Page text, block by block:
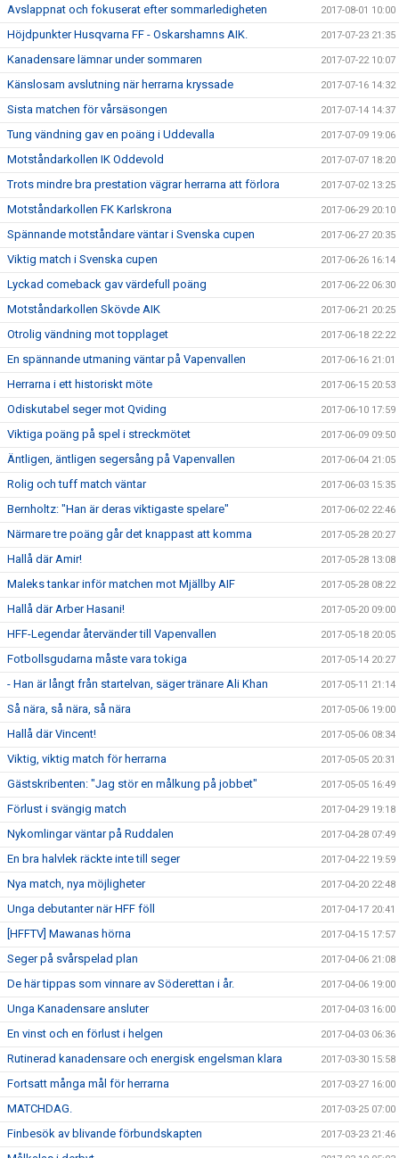
Avslappnat och fokuserat efter sommarledigheten 2017-08-01 10:00
Höjdpunkter Husqvarna FF - Oskarshamns AIK. 2017-07-23 21:35
Kanadensare lämnar under sommaren 2017-07-22 10:07
Känslosam avslutning när herrarna kryssade 2017-07-16 14:32
Sista matchen för vårsäsongen 2017-07-14 14:37
Tung vändning gav en poäng i Uddevalla 2017-07-09 19:06
Motståndarkollen IK Oddevold 2017-07-07 18:20
Trots mindre bra prestation vägrar herrarna att förlora 2017-07-02 13:25
Motståndarkollen FK Karlskrona 2017-06-29 20:10
Spännande motståndare väntar i Svenska cupen 2017-06-27 20:35
Viktig match i Svenska cupen 2017-06-26 16:14
Lyckad comeback gav värdefull poäng 2017-06-22 06:30
Motståndarkollen Skövde AIK 2017-06-21 20:25
Otrolig vändning mot topplaget 2017-06-18 22:22
En spännande utmaning väntar på Vapenvallen 2017-06-16 21:01
Herrarna i ett historiskt möte 2017-06-15 20:53
Odiskutabel seger mot Qviding 2017-06-10 17:59
Viktiga poäng på spel i streckmötet 2017-06-09 09:50
Äntligen, äntligen segersång på Vapenvallen 2017-06-04 21:05
Rolig och tuff match väntar 2017-06-03 15:35
Bernholtz: "Han är deras viktigaste spelare" 2017-06-02 22:46
Närmare tre poäng går det knappast att komma 2017-05-28 20:27
Hallå där Amir! 2017-05-28 13:08
Maleks tankar inför matchen mot Mjällby AIF 2017-05-28 08:22
Hallå där Arber Hasani! 2017-05-20 09:00
HFF-Legendar återvänder till Vapenvallen 2017-05-18 20:05
Fotbollsgudarna måste vara tokiga 2017-05-14 20:27
- Han är långt från startelvan, säger tränare Ali Khan 2017-05-11 21:14
Så nära, så nära, så nära 2017-05-06 19:00
Hallå där Vincent! 2017-05-06 08:34
Viktig, viktig match för herrarna 2017-05-05 20:31
Gästskribenten: "Jag stör en målkung på jobbet" 2017-05-05 16:49
Förlust i svängig match 2017-04-29 19:18
Nykomlingar väntar på Ruddalen 2017-04-28 07:49
En bra halvlek räckte inte till seger 2017-04-22 19:59
Nya match, nya möjligheter 2017-04-20 22:48
Unga debutanter när HFF föll 2017-04-17 20:41
[HFFTV] Mawanas hörna 2017-04-15 17:57
Seger på svårspelad plan 2017-04-06 21:08
De här tippas som vinnare av Söderettan i år. 2017-04-06 19:00
Unga Kanadensare ansluter 2017-04-03 16:00
En vinst och en förlust i helgen 2017-04-03 06:36
Rutinerad kanadensare och energisk engelsman klara 2017-03-30 15:58
Fortsatt många mål för herrarna 2017-03-27 16:00
MATCHDAG. 2017-03-25 07:00
Finbesök av blivande förbundskapten 2017-03-23 21:46